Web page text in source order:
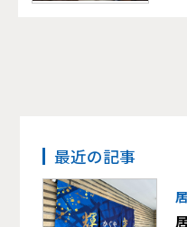
最近の記事